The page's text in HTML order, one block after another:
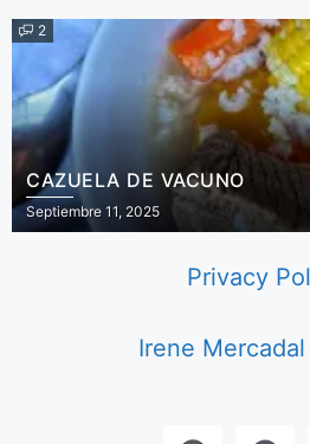
2
CAZUELA DE VACUNO
Septiembre 11, 2025
Privacy
Irene